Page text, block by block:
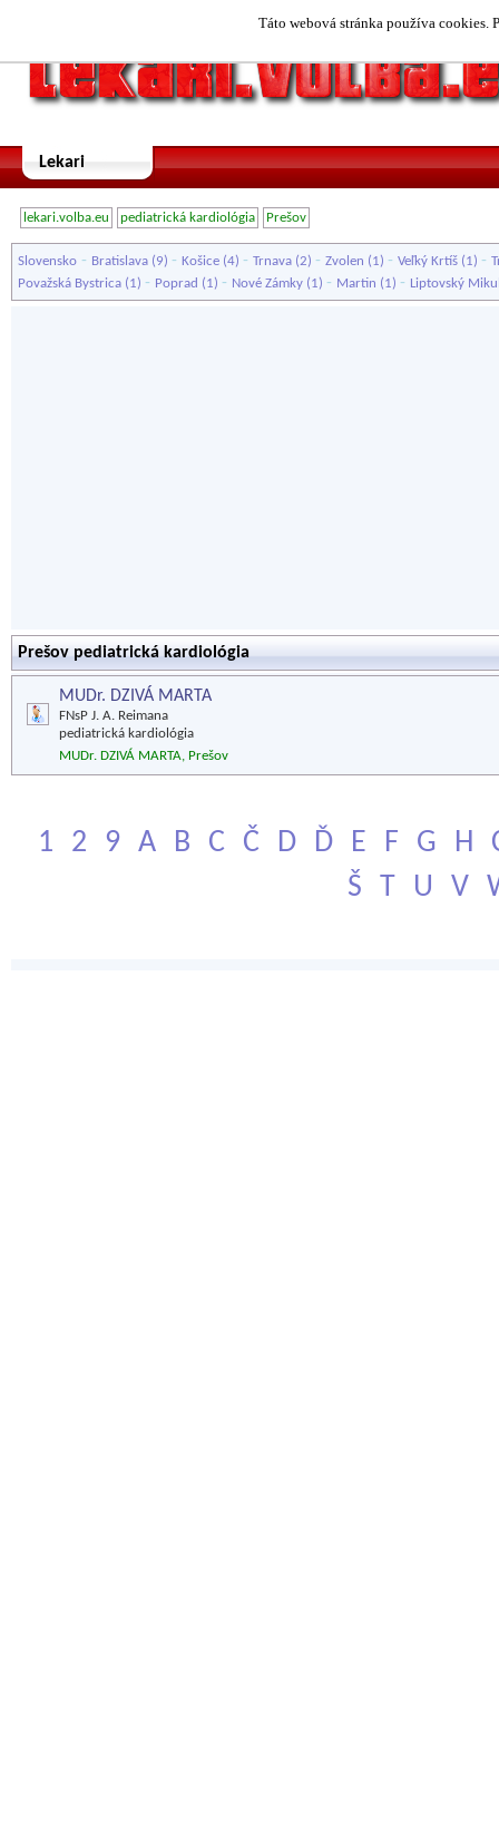
Táto webová stránka používa cookies.
Lekari
lekari.volba.eu pediatrická kardiológia Prešov
Slovensko - Bratislava (9) - Košice (4) - Trnava (2) - Zvolen (1) - Veľký Krtíš (1) -
Považská Bystrica (1) - Poprad (1) - Nové Zámky (1) - Martin (1) - Liptovský
Prešov pediatrická kardiológia
MUDr. DZIVÁ MARTA
FNsP J. A. Reimana
pediatrická kardiológia
MUDr. DZIVÁ MARTA, Prešov
1 2 9 A B C Č D Ď E F G H
Š
T U V